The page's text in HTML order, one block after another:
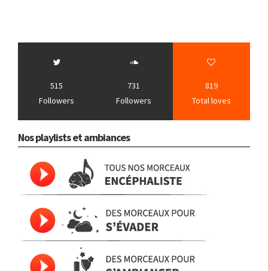
515
Followers
731
Followers
819
Total loves
Nos playlists et ambiances